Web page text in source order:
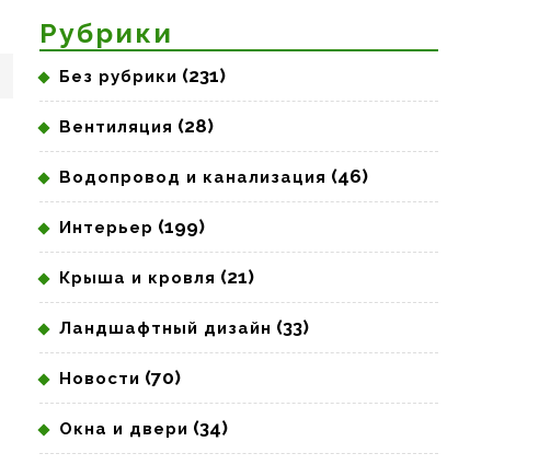
Рубрики
Без рубрики (231)
Вентиляция (28)
Водопровод и канализация (46)
Интерьер (199)
Крыша и кровля (21)
Ландшафтный дизайн (33)
Новости (70)
Окна и двери (34)